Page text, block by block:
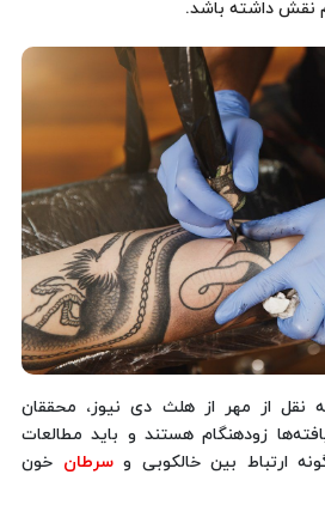
نقش داشته باشد.
نقل از مهر از هلث دی نیوز، محققان
زودهنگام هستند و باید مطالعات
ارتباط بین خالکوبی وسرطان خون